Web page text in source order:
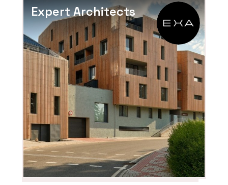
PRODUKTY
Stropní vložky MIAKO – wienerberger
Expert Architects